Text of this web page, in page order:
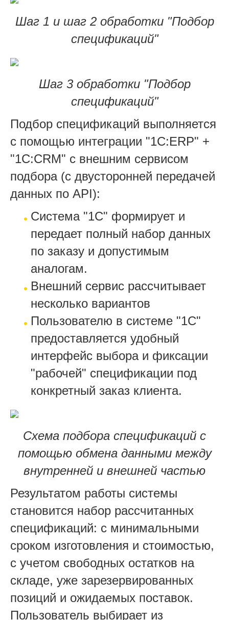
Шаг 1 и шаг 2 обработки "Подбор
спецификаций"
Шаг 3 обработки "Подбор
спецификаций"
Подбор спецификаций выполняется
с помощью интеграции "1С:ERP" +
"1С:CRM" с внешним сервисом
подбора (с двусторонней передачей
данных по АPI):
Система "1С" формирует и
передает полный набор данных
по заказу и допустимым
аналогам.
Внешний сервис рассчитывает
несколько вариантов
Пользователю в системе "1С"
предоставляется удобный
интерфейс выбора и фиксации
"рабочей" спецификации под
конкретный заказ клиента.
Схема подбора спецификаций с
помощью обмена данными между
внутренней и внешней частью
Результатом работы системы
становится набор рассчитанных
спецификаций: с минимальными
сроком изготовления и стоимостью,
с учетом свободных остатков на
складе, уже зарезервированных
позиций и ожидаемых поставок.
Пользователь выбирает из